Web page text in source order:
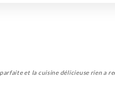
et la cuisine délicieuse rien a